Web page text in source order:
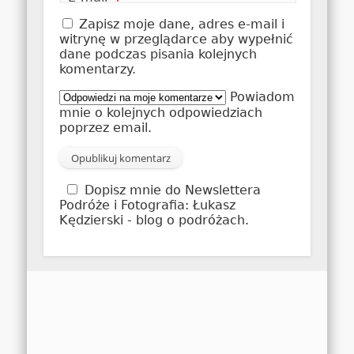
Zapisz moje dane, adres e-mail i
witrynę w przeglądarce aby wypełnić
dane podczas pisania kolejnych
komentarzy.
Powiadom
mnie o kolejnych odpowiedziach
poprzez email.
Dopisz mnie do Newslettera
Podróże i Fotografia: Łukasz
Kędzierski - blog o podróżach.